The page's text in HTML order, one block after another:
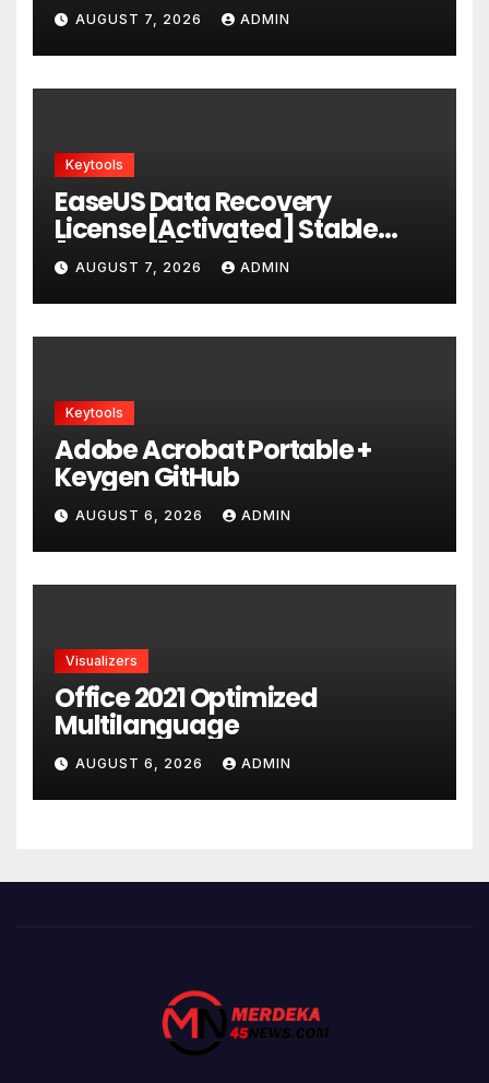
AUGUST 7, 2026 ADMIN
Keytools
EaseUS Data Recovery
License[Activated] Stable
[x86x64] [Full] Ultimate
AUGUST 7, 2026 ADMIN
Keytools
Adobe Acrobat Portable +
Keygen GitHub
AUGUST 6, 2026 ADMIN
Visualizers
Office 2021 Optimized
Multilanguage
AUGUST 6, 2026 ADMIN